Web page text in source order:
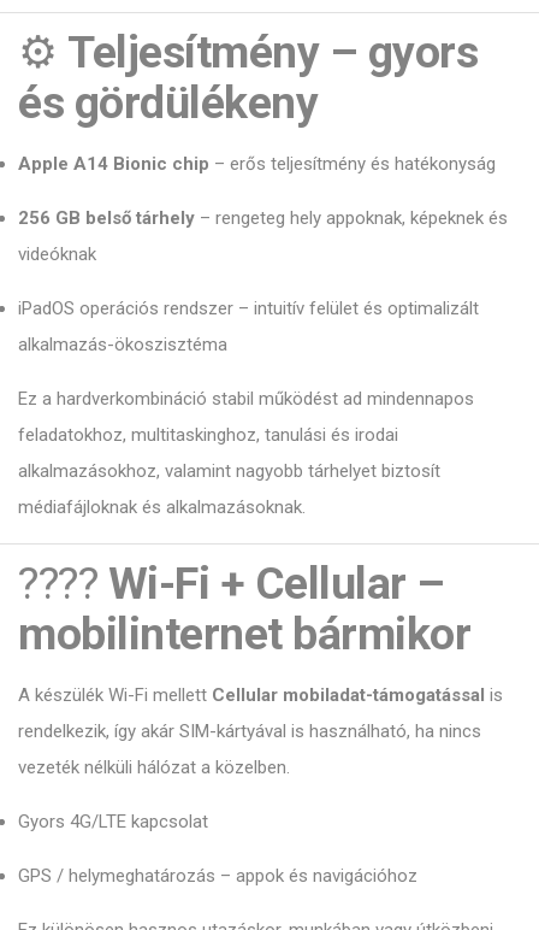
⚙️ Teljesítmény – gyors
és gördülékeny
Apple A14 Bionic chip – erős teljesítmény és hatékonyság
256 GB belső tárhely – rengeteg hely appoknak, képeknek és
videóknak
iPadOS operációs rendszer – intuitív felület és optimalizált
alkalmazás-ökoszisztéma
Ez a hardverkombináció stabil működést ad mindennapos
feladatokhoz, multitaskinghoz, tanulási és irodai
alkalmazásokhoz, valamint nagyobb tárhelyet biztosít
médiafájloknak és alkalmazásoknak.
???? Wi-Fi + Cellular –
mobilinternet bármikor
A készülék Wi-Fi mellett Cellular mobiladat-támogatással is
rendelkezik, így akár SIM-kártyával is használható, ha nincs
vezeték nélküli hálózat a közelben.
Gyors 4G/LTE kapcsolat
GPS / helymeghatározás – appok és navigációhoz